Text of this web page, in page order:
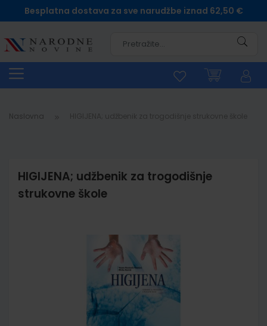
Besplatna dostava za sve narudžbe iznad 62,50 €
Naslovna
HIGIJENA; udžbenik za trogodišnje
strukovne škole